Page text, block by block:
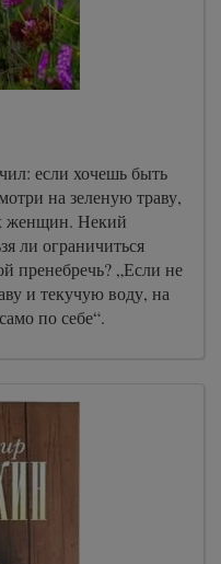
если хочешь быть
на зеленую траву,
женщин. Некий
ли ограничиться
пренебречь? „Если не
и текучую воду, на
по себе“.